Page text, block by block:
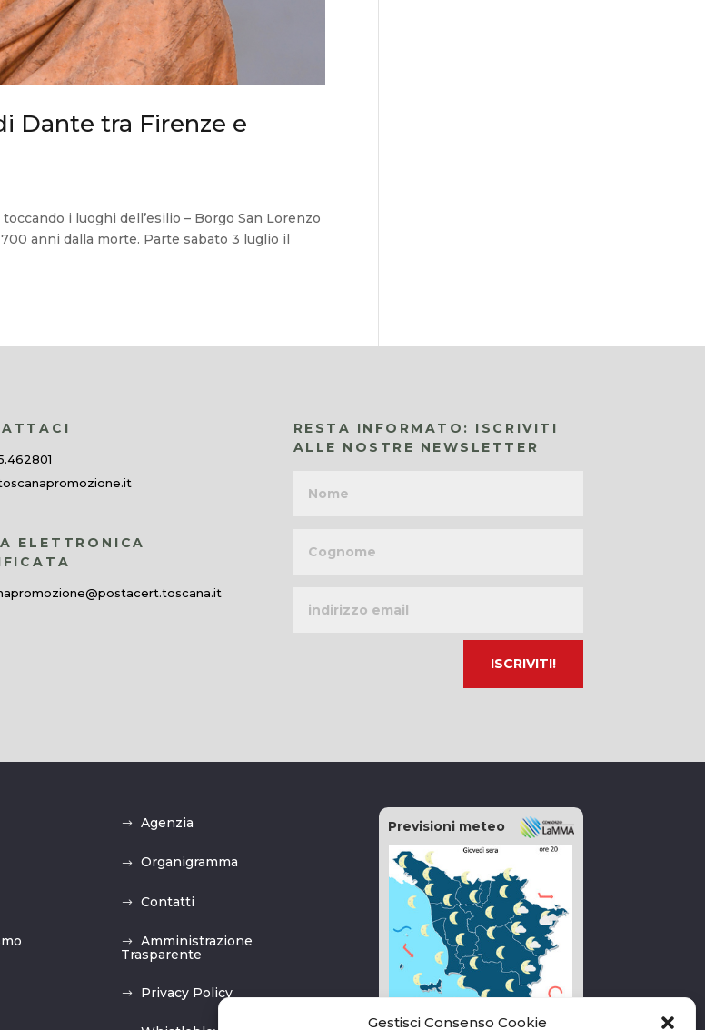
Gestisci Consenso Cookie
Dante tra Firenze e
i luoghi dell’esilio – Borgo San Lorenzo
anni dalla morte. Parte sabato 3 luglio il
ELETTRONICA
RESTA INFORMATO: ISCRIVITI
ALLE NOSTRE NEWSLETTER
email
Agenzia
Organigramma
Contatti
Amministrazione
Trasparente
Privacy Policy
Previsioni meteo